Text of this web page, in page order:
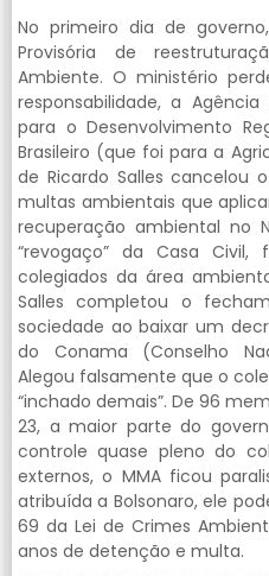
No primeiro dia de
Provisória de
Ambiente. O ministério
responsabilidade, a
para o Desenvolvimento
Brasileiro (que foi para a
de Ricardo Salles cancelou
multas ambientais que
recuperação ambiental no
“revogaço” da Casa
colegiados da área
Salles completou o
sociedade ao baixar um
do Conama (Conselho
Alegou falsamente que o
“inchado demais”. De 96
23, a maior parte do
controle quase pleno do
externos, o MMA ficou
atribuída a Bolsonaro, ele
69 da Lei de Crimes
anos de detenção e multa.